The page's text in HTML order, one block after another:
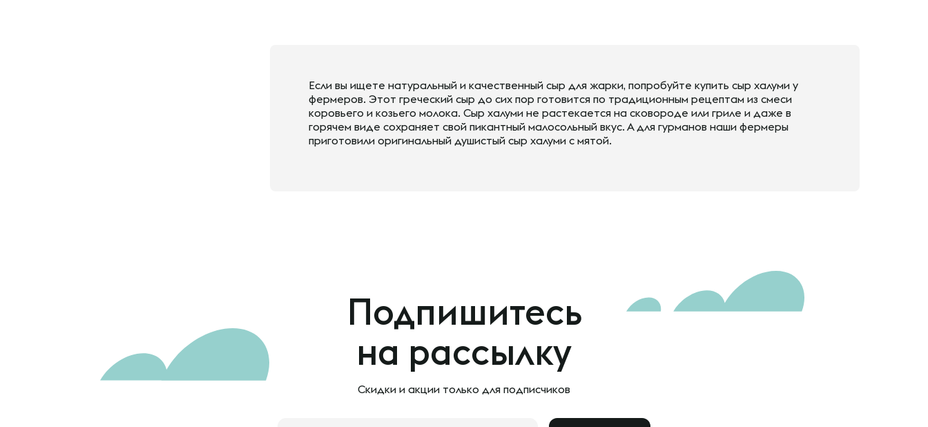
Если вы ищете натуральный и качественный сыр для жарки, попробуйте купить сыр халуми у
фермеров. Этот греческий сыр до сих пор готовится по традиционным рецептам из смеси
коровьего и козьего молока. Сыр халуми не растекается на сковороде или гриле и даже в
горячем виде сохраняет свой пикантный малосольный вкус. А для гурманов наши фермеры
приготовили оригинальный душистый сыр халуми с мятой.
Подпишитесь
на рассылку
Скидки и акции только для подписчиков